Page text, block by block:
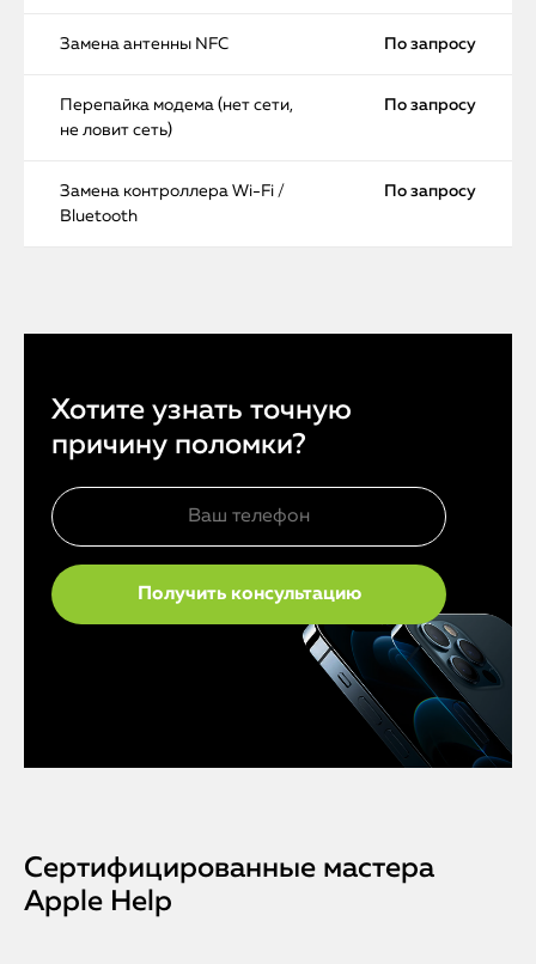
Замена антенны NFC По запросу
Перепайка модема (нет сети,
не ловит сеть)
По запросу
Замена контроллера Wi-Fi /
Bluetooth
По запросу
Хотите узнать точную
причину поломки?
Сертифицированные мастера
Apple Help